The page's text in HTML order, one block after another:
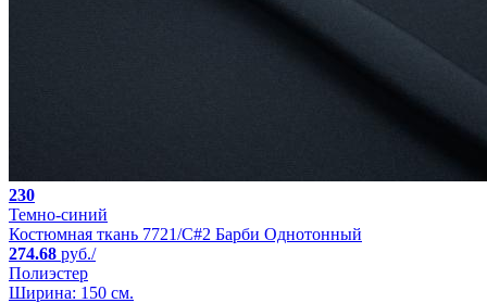
230
Темно-синий
Костюмная ткань 7721/C#2 Барби Однотонный
274.68 руб./
Полиэстер
Ширина: 150 см.